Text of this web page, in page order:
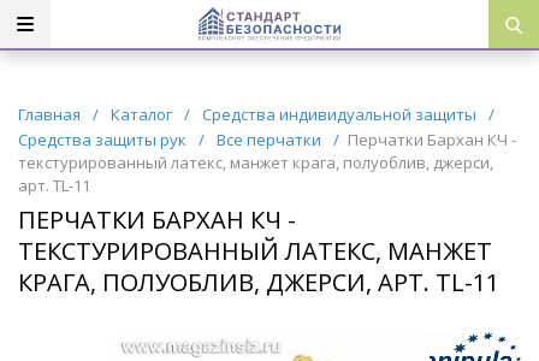
Главная / Каталог / Средства индивидуальной защиты
/
Средства защиты рук
/ Все перчатки / Перчатки Бархан КЧ -
текстурированный латекс, манжет крага, полуоблив, джерси,
арт. TL-11
ПЕРЧАТКИ БАРХАН КЧ -
ТЕКСТУРИРОВАННЫЙ ЛАТЕКС, МАНЖЕТ
КРАГА, ПОЛУОБЛИВ, ДЖЕРСИ, АРТ. TL-11